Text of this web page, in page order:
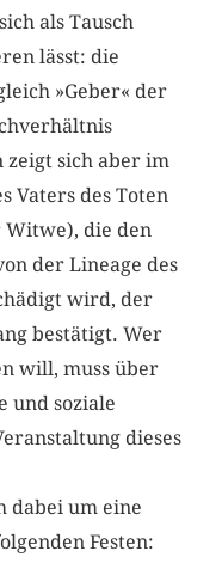
als Tausch
lässt: die
»Geber« der
zeigt sich aber im
Vaters des Toten
die den
der Lineage des
wird, der
bestätigt. Wer
will, muss über
und soziale
dieses
dabei um eine
Festen: